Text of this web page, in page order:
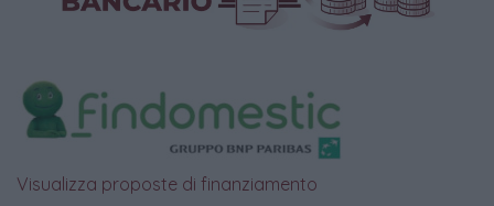
Visualizza proposte di finanziamento